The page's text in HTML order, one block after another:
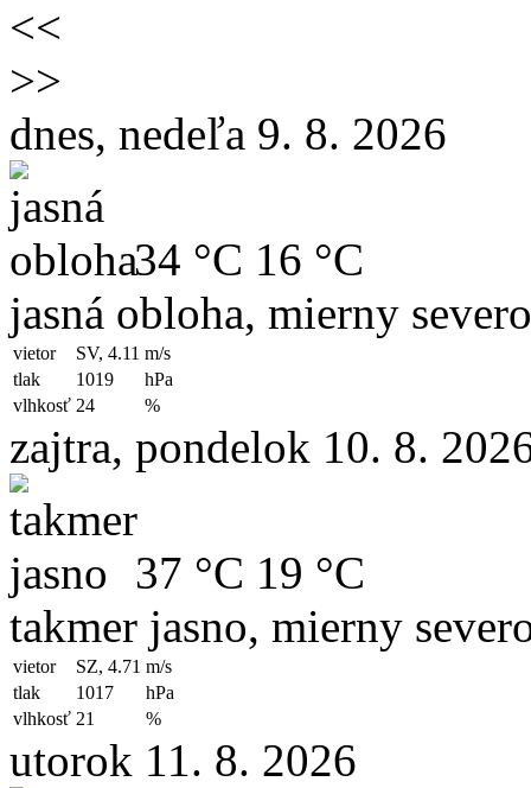
<<
>>
dnes, nedeľa 9. 8. 2026
34 °C 16 °C
jasná obloha, mierny
vietor SV, 4.11 m/s
tlak
1019
hPa
vlhkosť 24 %
zajtra, pondelok 10. 8.
37 °C 19 °C
takmer jasno, mierny
vietor SZ, 4.71 m/s
tlak
1017
hPa
vlhkosť 21 %
utorok 11. 8. 2026